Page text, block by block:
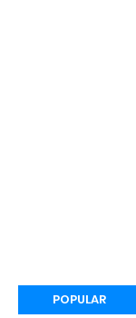
POPULAR